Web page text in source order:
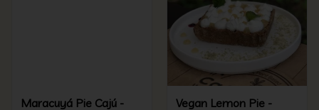
Maracuyá Pie Cajú -
Vegan Lemon Pie -